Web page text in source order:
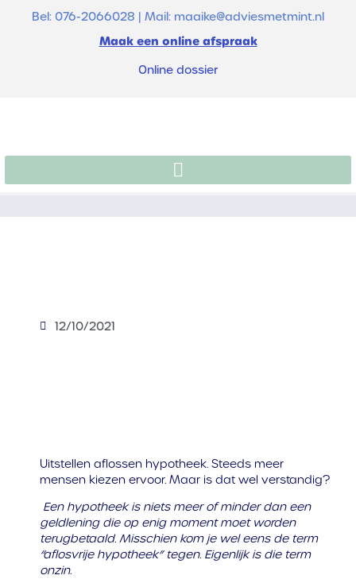
Bel: 076-2066028 | Mail: maaike@adviesmetmint.nl
Maak een online afspraak
Online dossier
12/10/2021
Uitstellen aflossen hypotheek. Steeds meer
mensen kiezen ervoor. Maar is dat wel verstandig?
Een hypotheek is niets meer of minder dan een
geldlening die op enig moment moet worden
terugbetaald. Misschien kom je wel eens de term
“aflosvrije hypotheek” tegen. Eigenlijk is die term
onzin.